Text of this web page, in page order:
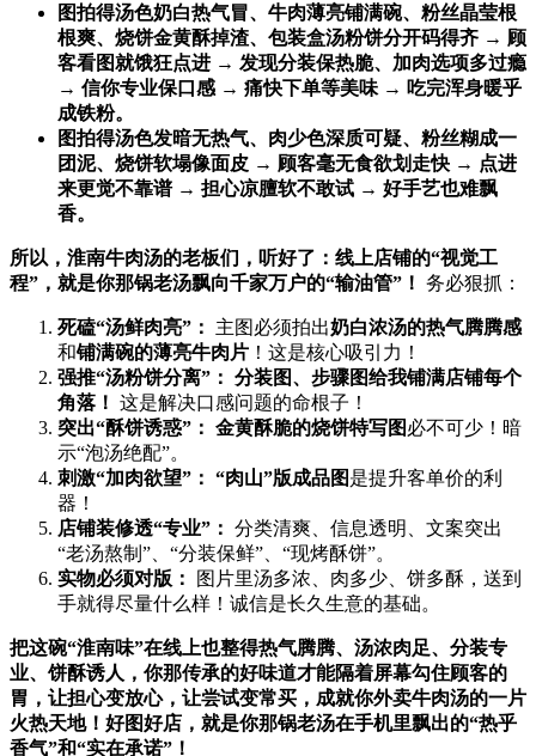
图拍得汤色奶白热气冒、牛肉薄亮铺满碗、粉丝晶莹根
根爽、烧饼金黄酥掉渣、包装盒汤粉饼分开码得齐 → 顾
客看图就饿狂点进 → 发现分装保热脆、加肉选项多过瘾
→ 信你专业保口感 → 痛快下单等美味 → 吃完浑身暖乎
成铁粉。​
图拍得汤色发暗无热气、肉少色深质可疑、粉丝糊成一
团泥、烧饼软塌像面皮 → 顾客毫无食欲划走快 → 点进
来更觉不靠谱 → 担心凉膻软不敢试 → 好手艺也难飘
香。​
所以，淮南牛肉汤的老板们，听好了：线上店铺的“视觉工
程”，就是你那锅老汤飘向千家万户的“输油管”！​ ​ 务必狠抓：
死磕“汤鲜肉亮”：​ ​ 主图必须拍出奶白浓汤的热气腾腾感
和铺满碗的薄亮牛肉片 ​！这是核心吸引力！
强推“汤粉饼分离”：​ 分装图、步骤图给我铺满店铺每个
角落！​ ​ 这是解决口感问题的命根子！
突出“酥饼诱惑”：​ 金黄酥脆的烧饼特写图必不可少！暗
示“泡汤绝配”。
刺激“加肉欲望”：​ ​“肉山”版成品图是提升客单价的利
器！
店铺装修透“专业”：​ ​ 分类清爽、信息透明、文案突出
“老汤熬制”、“分装保鲜”、“现烤酥饼”。
实物必须对版：​
​ 图片里汤多浓、肉多少、饼多酥，送到
手就得尽量什么样！诚信是长久生意的基础。
把这碗“淮南味”在线上也整得热气腾腾、汤浓肉足、分装专
业、饼酥诱人，你那传承的好味道才能隔着屏幕勾住顾客的
胃，让担心变放心，让尝试变常买，成就你外卖牛肉汤的一片
火热天地！好图好店，就是你那锅老汤在手机里飘出的“热乎
香气”和“实在承诺”！​